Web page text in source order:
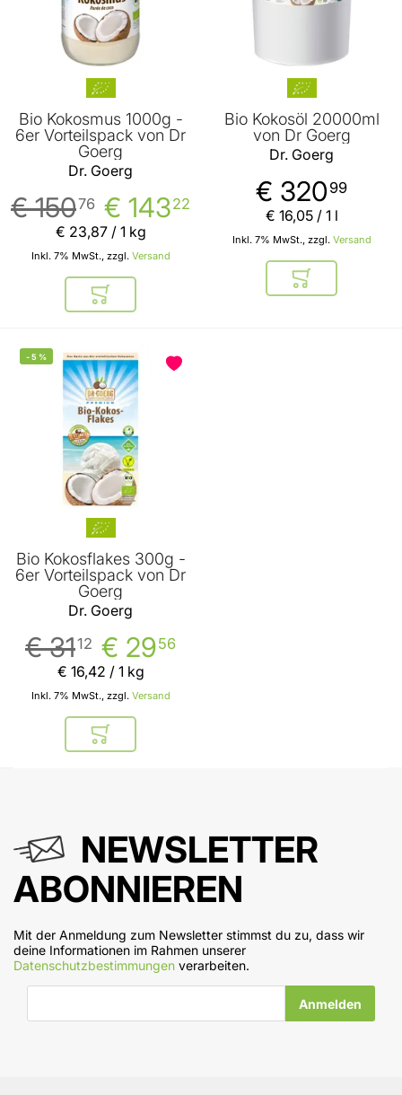
Bio Kokosmus 1000g -
6er Vorteilspack von Dr
Goerg
Dr. Goerg
€ 14322
€ 15076
Inkl. 7% MwSt., zzgl. Versand
€ 23,87/ 1 kg
In den Warenkorb
Bio Kokosöl 20000ml
von Dr Goerg
Dr. Goerg
€ 320 99
Inkl. 7% MwSt., zzgl. Versand
€ 16,05/ 1 l
In den
-5 %
Bio Kokosflakes 300g -
6er Vorteilspack von Dr
Goerg
Dr. Goerg
€ 2956
€ 3112
Inkl. 7% MwSt., zzgl. Versand
€ 16,42 / 1 kg
In den Warenkorb
NEWSLETTER
ABONNIEREN
Mit der Anmeldung zum Newsletter stimmst du zu, dass wir
deine Informationen im Rahmen unserer
Datenschutzbestimmungen verarbeiten.
E-Mail-Adresse